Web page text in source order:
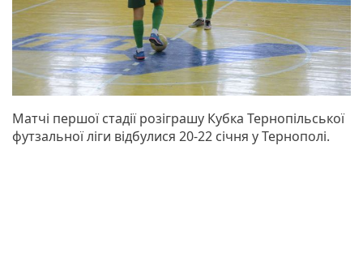
Матчі першої стадії розіграшу Кубка Тернопільської
футзальної ліги відбулися 20-22 січня у Тернополі.